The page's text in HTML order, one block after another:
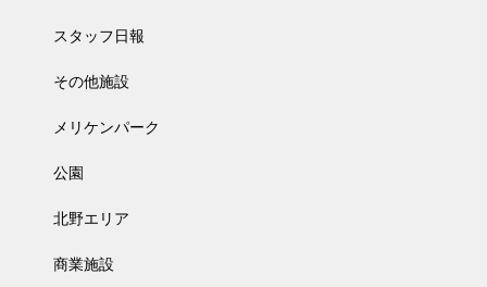
スタッフ日報
その他施設
メリケンパーク
公園
北野エリア
商業施設